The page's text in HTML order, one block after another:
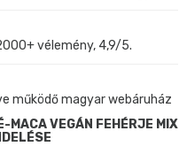
vélemény, 4,9/5.
működő magyar webáruház
MACA VEGÁN FEHÉRJE MIX